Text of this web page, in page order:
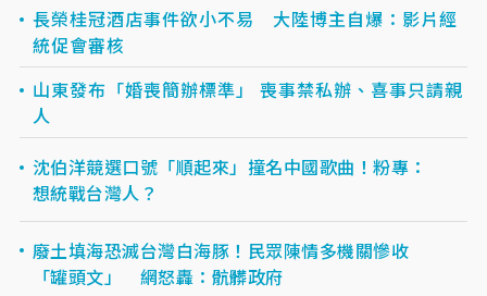
長榮桂冠酒店事件欲小不易 大陸博主自爆：影片經
統促會審核
山東發布「婚喪簡辦標準」 喪事禁私辦、喜事只請親
人
沈伯洋競選口號「順起來」撞名中國歌曲！粉專：
想統戰台灣人？
廢土填海恐滅台灣白海豚！民眾陳情多機關慘收
「罐頭文」 網怒轟：骯髒政府